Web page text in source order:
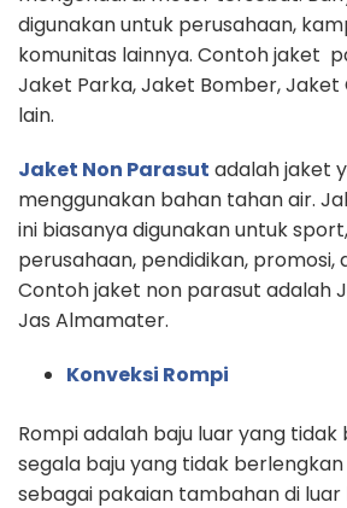
digunakan untuk perusahaan,
komunitas lainnya. Contoh jaket
Jaket Parka, Jaket Bomber, Jaket
lain.
Jaket Non Parasut adalah jaket
menggunakan bahan tahan air.
ini biasanya digunakan untuk
perusahaan, pendidikan, promosi,
Contoh jaket non parasut adalah
Jas Almamater.
Konveksi Rompi
Rompi adalah baju luar yang tidak
segala baju yang tidak
sebagai pakaian tambahan di luar